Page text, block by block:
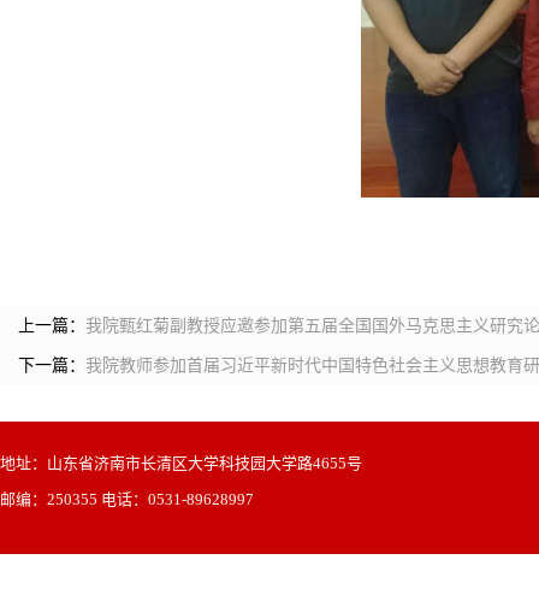
上一篇： 我院甄红菊副教授应邀参加第五届全国国外马克思主义研究
下一篇： 我院教师参加首届习近平新时代中国特色社会主义思想教育
地址：山东省济南市长清区大学科技园大学路4655号
邮编：250355 电话：0531-89628997